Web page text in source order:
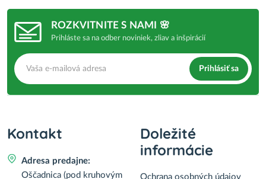
ROZKVITNITE S NAMI 🌸
Prihláste sa na odber noviniek, zliav a inšpirácií
Prihlásiť sa
Kontakt
Adresa predajne:
Oščadnica (pod kruhovým
Doležité
informácie
Ochrana osobných údajov